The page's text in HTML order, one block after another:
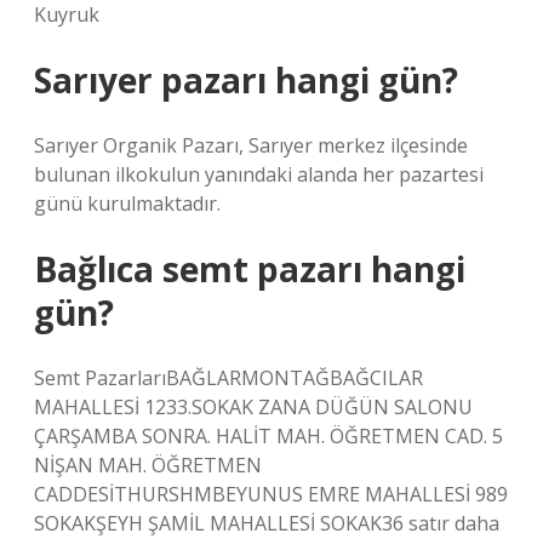
Kuyruk
Sarıyer pazarı hangi gün?
Sarıyer Organik Pazarı, Sarıyer merkez ilçesinde
bulunan ilkokulun yanındaki alanda her pazartesi
günü kurulmaktadır.
Bağlıca semt pazarı hangi
gün?
Semt PazarlarıBAĞLARMONTAĞBAĞCILAR
MAHALLESİ 1233.SOKAK ZANA DÜĞÜN SALONU
ÇARŞAMBA SONRA. HALİT MAH. ÖĞRETMEN CAD. 5
NİŞAN MAH. ÖĞRETMEN
CADDESİTHURSHMBEYUNUS EMRE MAHALLESİ 989
SOKAKŞEYH ŞAMİL MAHALLESİ SOKAK36 satır daha